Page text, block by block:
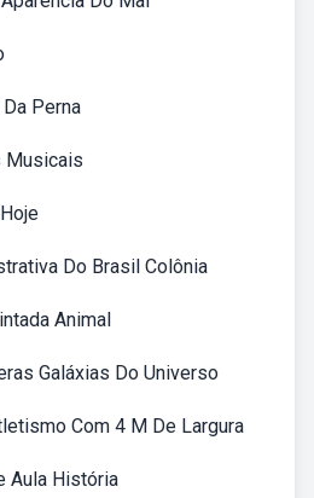
Perna
Musicais
Do Brasil Colônia
Animal
Galáxias Do Universo
Com 4 M De Largura
Aula História